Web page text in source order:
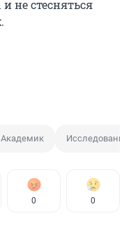
не стесняться
Академик Исследование
0 0